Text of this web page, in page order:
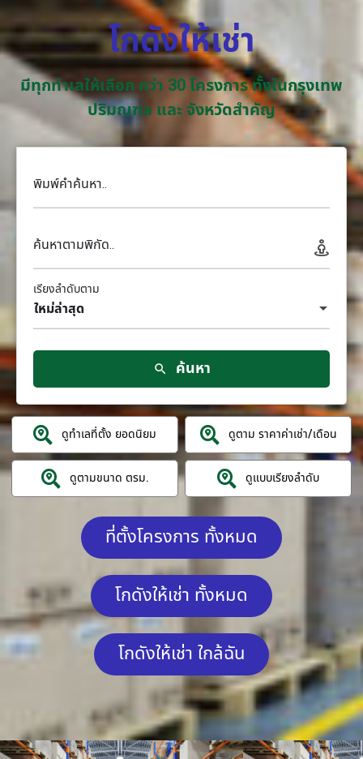
โกดังให้เช่า
มีทุกทำเลให้เลือก กว่า 30 โครงการ ทั้งในกรุงเทพ
ปริมณฑล และ จังหวัดสำคัญ
พิมพ์คำค้นหา..
ค้นหาตามพิกัด..
ใหม่ล่าสุด
เรียงลำดับตาม
ค้นหา
ดูทำเลที่ตั้ง ยอดนิยม ดูตาม ราคาค่าเช่า/เดือน
ดูตามขนาด ตรม. ดูแบบเรียงลำดับ
ที่ตั้งโครงการ ทั้งหมด
โกดังให้เช่า ทั้งหมด
โกดังให้เช่า ใกล้ฉัน